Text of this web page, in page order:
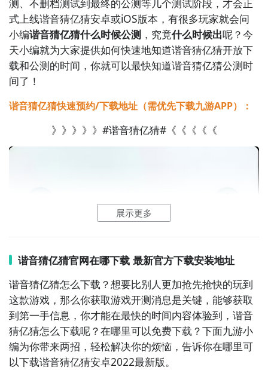
测、不删档测试到最终的公测等几个测试阶段，才会正
式上线谐音猜亿猜安卓或iOS版本，有很多玩家就会问
小编谐音猜亿猜什么时候公测，究竟什么时候出呢？今
天小编就为大家提供如何快速地知道谐音猜亿猜开放下
载和公测的时间，你就可以最快知道谐音猜亿猜公测时
间了！
谐音猜亿猜快速预约/下载地址（需优先下载九游APP）：
》》》》》#谐音猜亿猜#《《《《《
展示更多
谐音猜亿猜官网在哪下载 最新官方下载安装地址
谐音猜亿猜怎么下载？想要比别人更加抢先抢快的玩到
这款游戏，那么你获取游戏开测消息是关键，能够获取
到第一手信息，你才能在最快的时间内容体验到，谐音
猜亿猜怎么下载呢？在哪里可以免费下载？下面九游小
编为你带来两招，轻松解决你的烦恼，告诉你在哪里可
以下载谐音猜亿猜安卓2022最新版。